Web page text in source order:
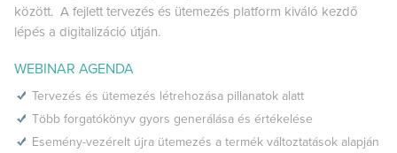
között. A fejlett tervezés és ütemezés platform kiváló kezdő
lépés a digitalizáció útján.
WEBINAR AGENDA
Tervezés és ütemezés létrehozása pillanatok alatt
Több forgatókönyv gyors generálása és értékelése
Esemény-vezérelt újra ütemezés a termék változtatások alapján